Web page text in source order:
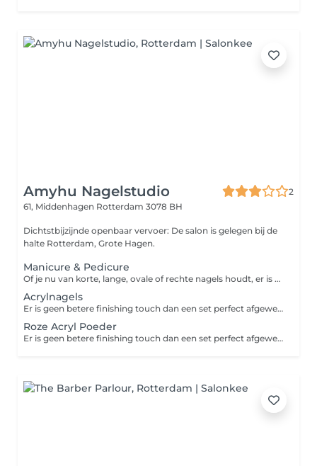
Amyhu Nagelstudio
2
61, Middenhagen Rotterdam 3078 BH
Dichtstbijzijnde openbaar vervoer: De salon is gelegen bij de
halte Rotterdam, Grote Hagen.
Manicure & Pedicure
Of je nu van korte, lange, ovale of rechte nagels houdt, er is een reden waarom manicures tegenwoordig een van de meest populaire schoonheidsbehandelingen voor vrouwen zijn. Een professionele manicure specialiste verzorgt je handen en nagels tot in de perfectie. Wil jij ook een trendy kleur op je nagels? Met honderden kleuren om uit te kiezen, geeft het de perfecte finishing touch aan elke outfit.
Acrylnagels
Er is geen betere finishing touch dan een set perfect afgewerkte acrylnagels of gelnagels. Deze kunstnagels van acryl of gel kunnen aangebracht worden met of zonder verlenging van je eigen nagels en in alle denkbare kleuren. Versier je nagels met nail art, glitter, een French manicure of nog iets anders, want alles is mogelijk. Bij een babyboom-effect worden je nagels met twee kleuren gelakt. Het verschil met de French manicure is dat er bij babyboom een geleidelijke overloop van roze naar wit is. Bij een French manicure worden je nagels met een zachte kleur roze gelakt met op de nageluiteinden een elegant, strak en wit randje.
Roze Acryl Poeder
Er is geen betere finishing touch dan een set perfect afgewerkte acrylnagels of gelnagels. Deze kunstnagels van acryl of gel kunnen aangebracht worden met of zonder verlenging van je eigen nagels en in alle denkbare kleuren. Versier je nagels met nail art, glitter, een French manicure of nog iets anders, want alles is mogelijk. Bij een babyboom-effect worden je nagels met twee kleuren gelakt. Het verschil met de French manicure is dat er bij babyboom een geleidelijke overloop van roze naar wit is. Bij een French manicure worden je nagels met een zachte kleur roze gelakt met op de nageluiteinden een elegant, strak en wit randje.